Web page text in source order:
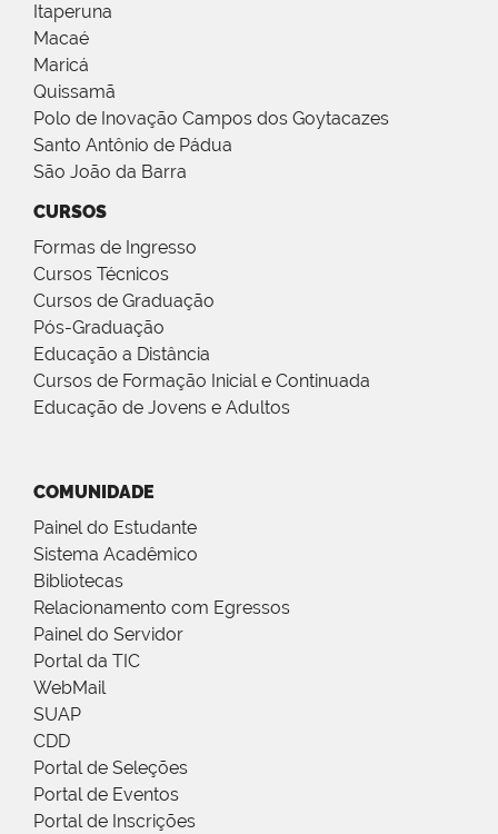
Itaperuna
Macaé
Maricá
Quissamã
Polo de Inovação Campos dos Goytacazes
Santo Antônio de Pádua
São João da Barra
CURSOS
Formas de Ingresso
Cursos Técnicos
Cursos de Graduação
Pós-Graduação
Educação a Distância
Cursos de Formação Inicial e Continuada
Educação de Jovens e Adultos
COMUNIDADE
Painel do Estudante
Sistema Acadêmico
Bibliotecas
Relacionamento com Egressos
Painel do Servidor
Portal da TIC
WebMail
SUAP
CDD
Portal de Seleções
Portal de Eventos
Portal de Inscrições